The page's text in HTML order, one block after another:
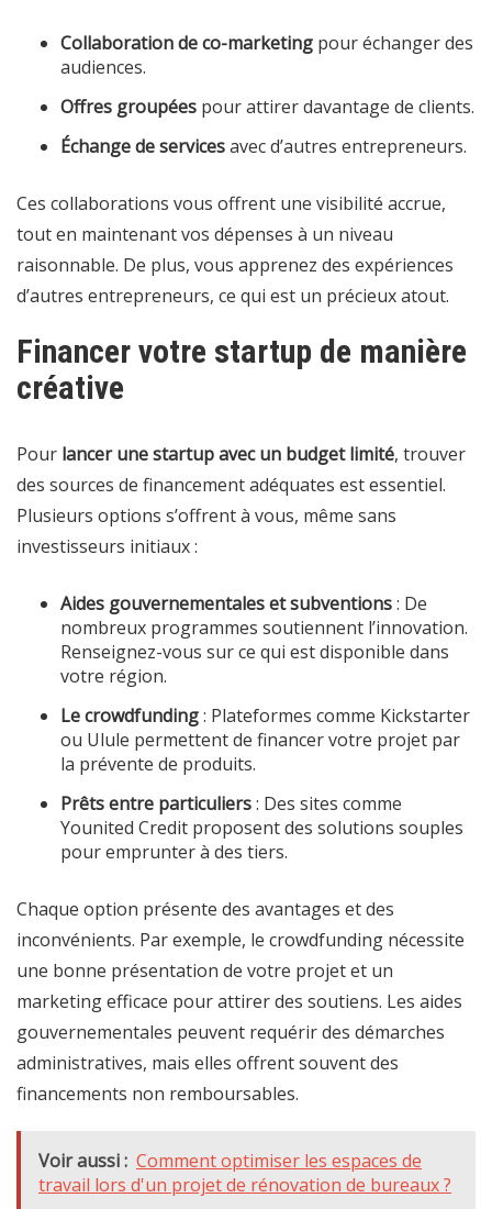
Collaboration de co-marketing pour échanger des
audiences.
Offres groupées pour attirer davantage de clients.
Échange de servicesavec d’autres entrepreneurs.
Ces collaborations vous offrent une visibilité accrue,
tout en maintenant vos dépenses à un niveau
raisonnable. De plus, vous apprenez des expériences
d’autres entrepreneurs, ce qui est un précieux atout.
Financer votre startup de manière
créative
Pour lancer une startup avec un budget limité, trouver
des sources de financement adéquates est essentiel.
Plusieurs options s’offrent à vous, même sans
investisseurs initiaux :
Aides gouvernementales et subventions: De
nombreux programmes soutiennent l’innovation.
Renseignez-vous sur ce qui est disponible dans
votre région.
Le crowdfunding: Plateformes comme Kickstarter
ou Ulule permettent de financer votre projet par
la prévente de produits.
Prêts entre particuliers: Des sites comme
Younited Credit proposent des solutions souples
pour emprunter à des tiers.
Chaque option présente des avantages et des
inconvénients. Par exemple, le crowdfunding nécessite
une bonne présentation de votre projet et un
marketing efficace pour attirer des soutiens. Les aides
gouvernementales peuvent requérir des démarches
administratives, mais elles offrent souvent des
financements non remboursables.
Voir aussi : Comment optimiser les espaces de
travail lors d'un projet de rénovation de bureaux ?